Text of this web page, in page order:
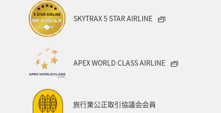
SKYTRAX 5 STAR AIRLINE
APEX WORLD CLASS AIRLINE
旅行業公正取引協議会会員